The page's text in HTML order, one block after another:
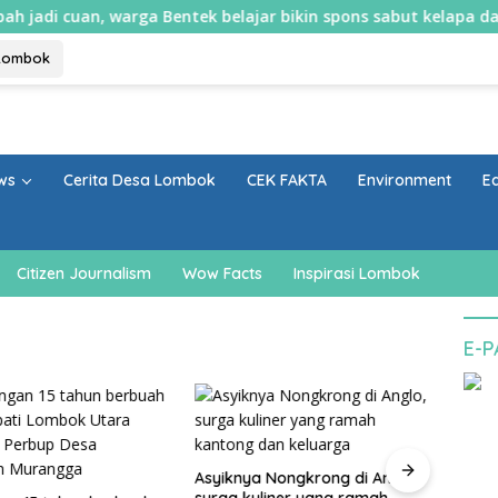
warga Bentek belajar bikin spons sabut kelapa dan sabun
Cerita Desa Lombok CEK FAKTA Environment
Citizen Journalism Wow Facts Inspirasi Lombok
Asyiknya Nongkrong di Anglo,
E-